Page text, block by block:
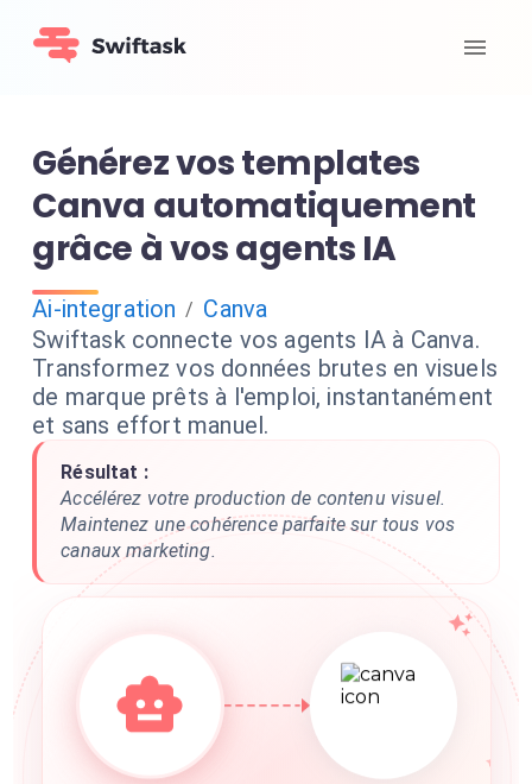
Générez vos templates
Canva automatiquement
grâce à vos agents IA
Ai-integration / Canva
Swiftask connecte vos agents IA à Canva.
Transformez vos données brutes en visuels
de marque prêts à l'emploi, instantanément
et sans effort manuel.
Résultat :
Accélérez votre production de contenu visuel.
Maintenez une cohérence parfaite sur tous vos
canaux marketing.